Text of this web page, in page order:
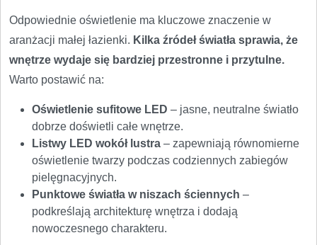
Odpowiednie oświetlenie ma kluczowe znaczenie w
aranżacji małej łazienki. Kilka źródeł światła sprawia, że
wnętrze wydaje się bardziej przestronne i przytulne.
Warto postawić na:
Oświetlenie sufitowe LED – jasne, neutralne światło
dobrze doświetli całe wnętrze.
Listwy LED wokół lustra – zapewniają równomierne
oświetlenie twarzy podczas codziennych zabiegów
pielęgnacyjnych.
Punktowe światła w niszach ściennych –
podkreślają architekturę wnętrza i dodają
nowoczesnego charakteru.